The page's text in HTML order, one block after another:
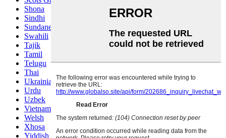
Shona
Sindhi
Sundanese
Swahili
Tajik
Tamil
Telugu
Thai
Ukrainian
Urdu
Uzbek
Vietnamese
Welsh
Xhosa
Yiddish